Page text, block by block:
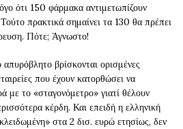
ότι 150 φάρμακα αντιμετωπίζουν
πρακτικά σημαίνει τα 130 θα πρέπει
Πότε; Άγνωστο!
βρίσκονται ορισμένες
που έχουν κατορθώσει να
με το «σταγονόμετρο» γιατί θέλουν
κέρδη. Και επειδή η ελληνική
στα 2 δισ. ευρώ ετησίως, δεν